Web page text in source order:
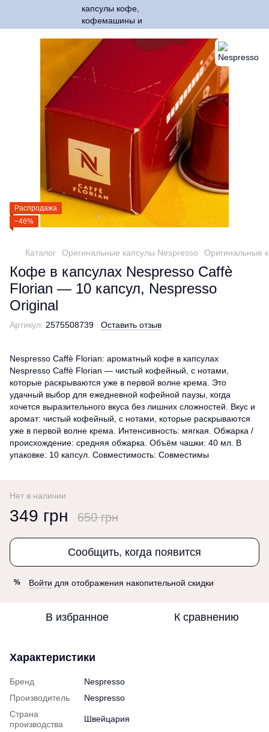
Распродажа
−46%
Каталог Оригинальные капсулы Nespresso Оригинальные
Кофе в капсулах Nespresso Caffè
Florian — 10 капсул, Nespresso
Original
Артикул: 2575508739 Оставить отзыв
Nespresso Caffè Florian: ароматный кофе в капсулах
Nespresso Caffè Florian — чистый кофейный, с нотами,
которые раскрываются уже в первой волне крема. Это
удачный выбор для ежедневной кофейной паузы, когда
хочется выразительного вкуса без лишних сложностей. Вкус и
аромат: чистый кофейный, с нотами, которые раскрываются
уже в первой волне крема. Интенсивность: мягкая. Обжарка /
происхождение: средняя обжарка. Объём чашки: 40 мл. В
упаковке: 10 капсул. Совместимость: Совместимы
Нет в наличии
349 грн 650 грн
Сообщить, когда появится
% Войти для отображения накопительной скидки
В избранное К сравнению
Характеристики
Бренд
Nespresso
Производитель
Nespresso
Страна
производства
Швейцария